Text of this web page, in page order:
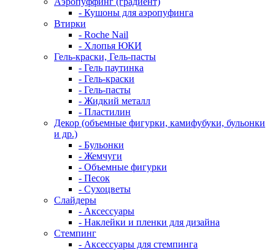
- Кушоны для аэропуфинга
Втирки
- Roche Nail
- Хлопья ЮКИ
Гель-краски, Гель-пасты
- Гель паутинка
- Гель-краски
- Гель-пасты
- Жидкий металл
- Пластилин
Декор (объемные фигурки, камифубуки, бульонки
и др.)
- Бульонки
- Жемчуги
- Объемные фигурки
- Песок
- Сухоцветы
Слайдеры
- Аксессуары
- Наклейки и пленки для дизайна
Стемпинг
- Аксессуары для стемпинга